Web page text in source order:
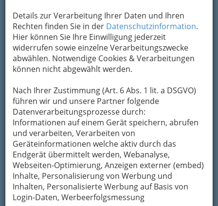
Details zur Verarbeitung Ihrer Daten und Ihren
Rechten finden Sie in der Datenschutzinformation.
Hier können Sie Ihre Einwilligung jederzeit
widerrufen sowie einzelne Verarbeitungszwecke
abwählen. Notwendige Cookies & Verarbeitungen
können nicht abgewählt werden.
Nach Ihrer Zustimmung (Art. 6 Abs. 1 lit. a DSGVO)
führen wir und unsere Partner folgende
Datenverarbeitungsprozesse durch:
Informationen auf einem Gerät speichern, abrufen
und verarbeiten, Verarbeiten von
Geräteinformationen welche aktiv durch das
Endgerät übermittelt werden, Webanalyse,
Webseiten-Optimierung, Anzeigen externer (embed)
Inhalte, Personalisierung von Werbung und
Inhalten, Personalisierte Werbung auf Basis von
Login-Daten, Werbeerfolgsmessung
bewahren, verwenden wir an dieser Stelle zur
Übermittlung Ihrer Nachricht ein sicheres
Formular. Ihre Nachricht wird nach dem
Absenden umgehend per Mail an das
Unternehmen Klinik Judendorf-Straßengel
weitergeleitet.
Meine Email Adresse
Mein Betreff
Meine Nachricht